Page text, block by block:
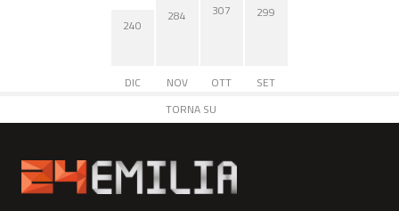
240
DIC
284
NOV
307
OTT
299
SET
TORNA SU